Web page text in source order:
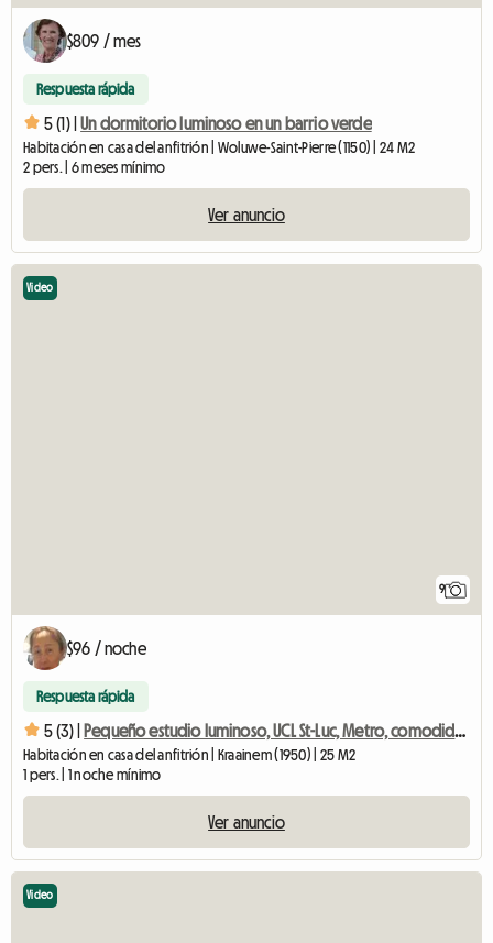
$809 / mes
Respuesta rápida
5 (1) | Un dormitorio luminoso en un barrio verde
Habitación en casa del anfitrión | Woluwe-Saint-Pierre (1150) | 24 M2
2 pers. | 6 meses mínimo
Ver anuncio
9
Video
$96 / noche
Respuesta rápida
5 (3) | Pequeño estudio luminoso, UCL St-Luc, Metro, comodidad y calidad.
Habitación en casa del anfitrión | Kraainem (1950) | 25 M2
1 pers. | 1 noche mínimo
Ver anuncio
Video